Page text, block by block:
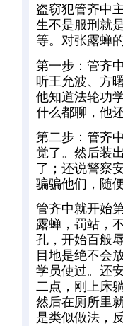
盗窃犯管齐中
生不是服刑就
等。对张露蝉
第一步：管齐
听王允波、方
他知道法轮功
什么都聊，他
第二步：管齐
觉了。然后装
了；还说警察
骗骗他们，随
管齐中就开始
露蝉，罚站，
孔，开始百般
目地是绝不会
学员使过。还
二点，刚上床
然后在厕所里
是类似做法，